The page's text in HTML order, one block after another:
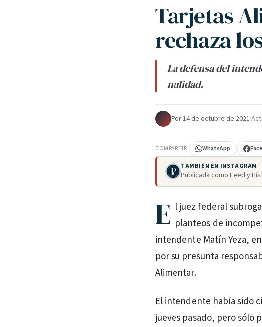
Tarjetas
rechaza
La defensa del
nulidad.
Por·14 de octubre de 2021·
COMPARTIR WhatsApp
TAMBIÉN EN INSTAGRAM
Publicada como Feed y
E l juez federal
planteos de
intendente Matín Yeza,
por su presunta
Alimentar.
El intendente había sido
jueves pasado, pero sólo